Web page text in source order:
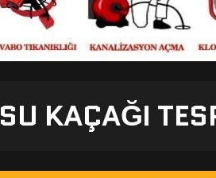
SU KAÇAĞI